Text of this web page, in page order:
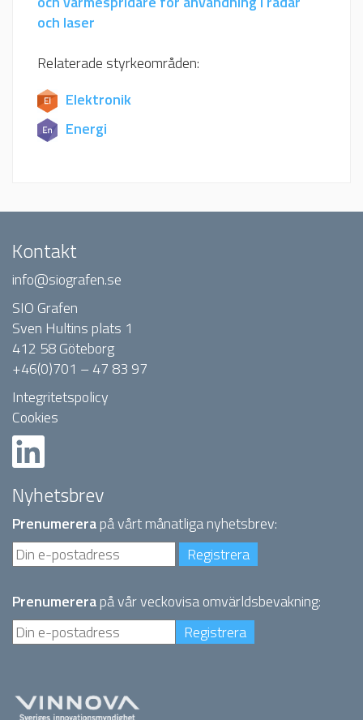
och laser
Relaterade styrkeområden:
Elektronik
Energi
Kontakt
info@siografen.se
SIO Grafen
Sven Hultins plats 1
412 58 Göteborg
+46(0)701 – 47 83 97
Integritetspolicy
Cookies
Nyhetsbrev
Prenumererapå vårt månatliga nyhetsbrev:
Prenumererapå vår veckovisa omvärldsbevakning: